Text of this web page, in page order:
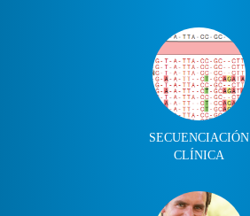
SECUENCIACIÓN
CLÍNICA